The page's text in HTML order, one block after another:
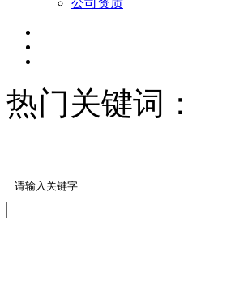
公司资质
热门关键词：